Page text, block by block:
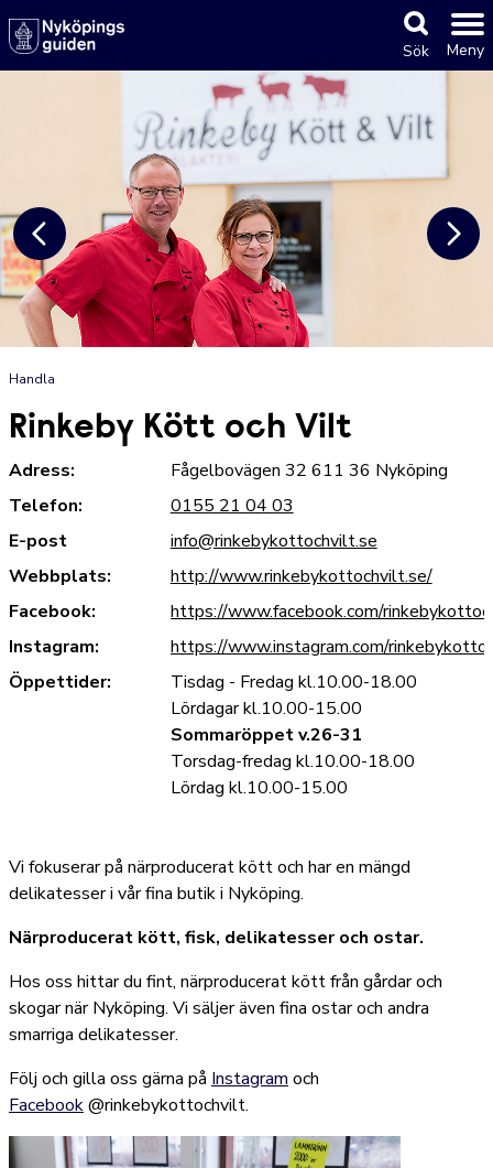
Sök Meny
Handla
Rinkeby Kött och Vilt
Adress:
Fågelbovägen 32 611 36 Nyköping
Telefon:
0155 21 04 03
E-post
info@rinkebykottochvilt.se
Webbplats:
http://www.rinkebykottochvilt.se/
Facebook:
https://www.facebook.com/
Instagram:
https://www.instagram.com/
Öppettider:
Tisdag - Fredag kl.10.00-18.00
Lördagar kl.10.00-15.00
Sommaröppet v.26-31
Torsdag-fredag kl.10.00-18.00
Lördag kl.10.00-15.00
Vi fokuserar på närproducerat kött och har en mängd
delikatesser i vår fina butik i Nyköping.
Närproducerat kött, fisk, delikatesser och ostar.
Hos oss hittar du fint, närproducerat kött från gårdar och
skogar när Nyköping. Vi säljer även fina ostar och andra
smarriga delikatesser.
Följ och gilla oss gärna på Instagram och
Facebook@rinkebykottochvilt.